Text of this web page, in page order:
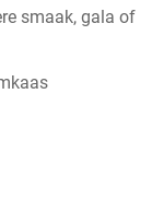
smaak, gala of